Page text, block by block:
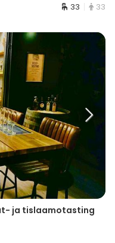
33 33
ja tislaamotasting